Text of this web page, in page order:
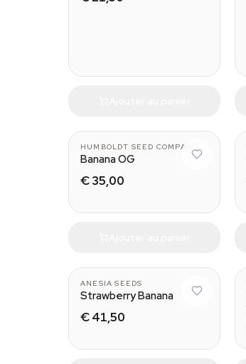
HUMBOLDT SEED COMPANY
Banana OG
€ 35,00
ANESIA SEEDS
Strawberry Banana
€ 41,50